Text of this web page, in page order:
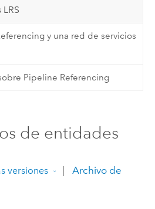
y una red de servicios
Pipeline Referencing
de entidades
versiones
Archivo de